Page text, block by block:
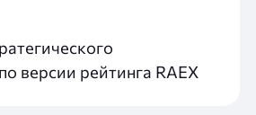
версии рейтинга RAEX